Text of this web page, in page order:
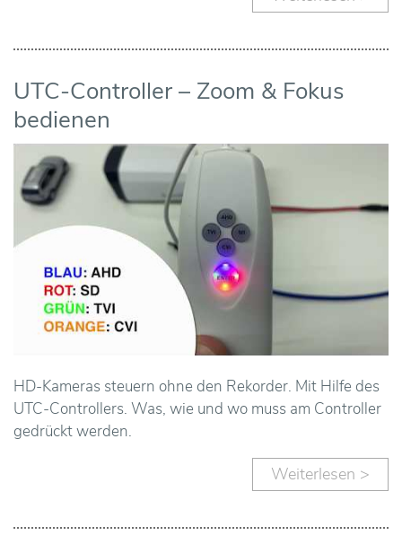
UTC-Controller – Zoom & Fokus
bedienen
HD-Kameras steuern ohne den Rekorder. Mit Hilfe des
UTC-Controllers. Was, wie und wo muss am Controller
gedrückt werden.
Weiterlesen >
d
r
Ü
e
u
n
S